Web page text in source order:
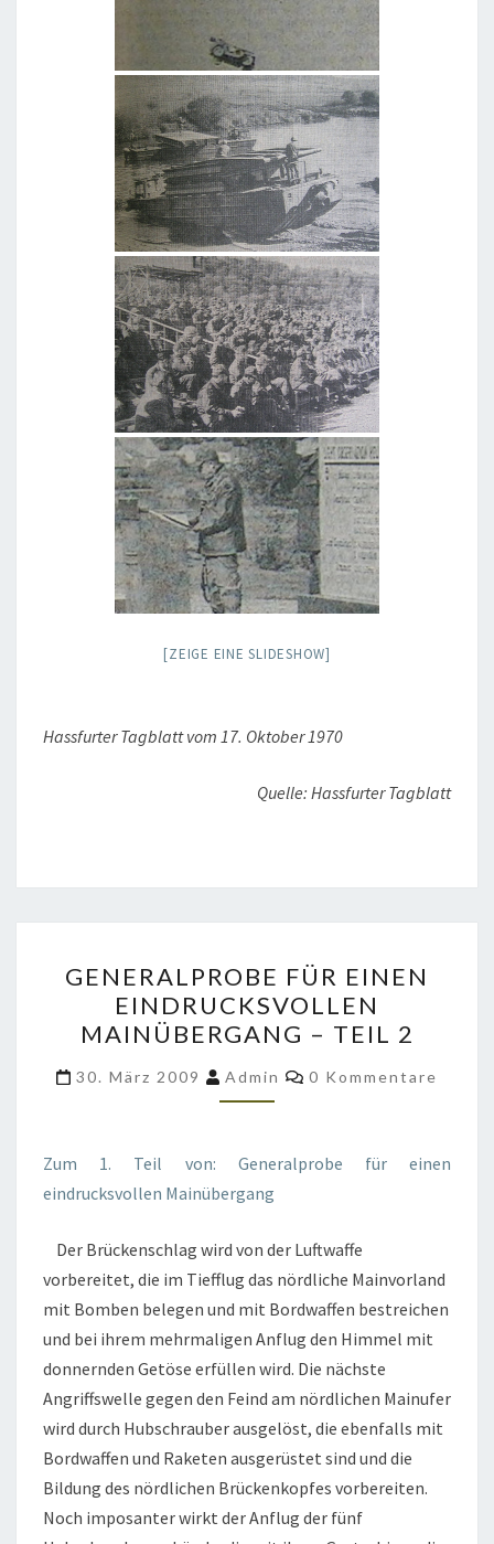
[ZEIGE EINE SLIDESHOW]
Hassfurter Tagblatt vom 17. Oktober 1970
Quelle: Hassfurter Tagblatt
FÜR
EINEN
EINDRUCKSVOLLEN
MAINÜBERGANG
–
2
GENERALPROBE FÜR EINEN
EINDRUCKSVOLLEN
MAINÜBERGANG – TEIL 2
30. März 2009 Admin Kommentare
0 Kommentare
Zum 1. Teil von: Generalprobe für einen
eindrucksvollen Mainübergang
Der Brückenschlag wird von der Luftwaffe
vorbereitet, die im Tiefflug das nördliche Mainvorland
mit Bomben belegen und mit Bordwaffen bestreichen
und bei ihrem mehrmaligen Anflug den Himmel mit
donnernden Getöse erfüllen wird. Die nächste
Angriffswelle gegen den Feind am nördlichen Mainufer
wird durch Hubschrauber ausgelöst, die ebenfalls mit
Bordwaffen und Raketen ausgerüstet sind und die
Bildung des nördlichen Brückenkopfes vorbereiten.
Noch imposanter wirkt der Anflug der fünf